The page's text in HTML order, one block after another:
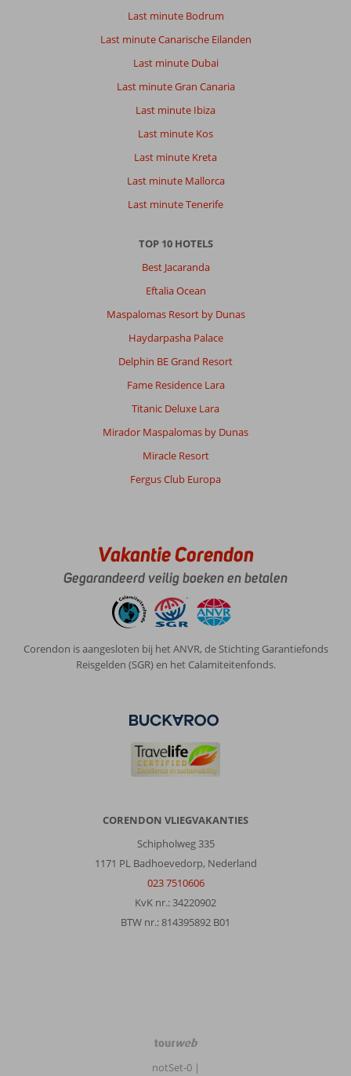
Last minute Bodrum
Last minute Canarische Eilanden
Last minute Dubai
Last minute Gran Canaria
Last minute Ibiza
Last minute Kos
Last minute Kreta
Last minute Mallorca
Last minute Tenerife
TOP 10 HOTELS
Best Jacaranda
Eftalia Ocean
Maspalomas Resort by Dunas
Haydarpasha Palace
Delphin BE Grand Resort
Fame Residence Lara
Titanic Deluxe Lara
Mirador Maspalomas by Dunas
Miracle Resort
Fergus Club Europa
Vakantie Corendon
Gegarandeerd veilig boeken en betalen
Corendon is aangesloten bij het ANVR, de Stichting Garantiefonds
Reisgelden (SGR) en het Calamiteitenfonds.
CORENDON VLIEGVAKANTIES
Schipholweg 335
1171 PL Badhoevedorp, Nederland
023 7510606
KvK nr.: 34220902
BTW nr.: 814395892 B01
TourWeb
©
notSet-0 |